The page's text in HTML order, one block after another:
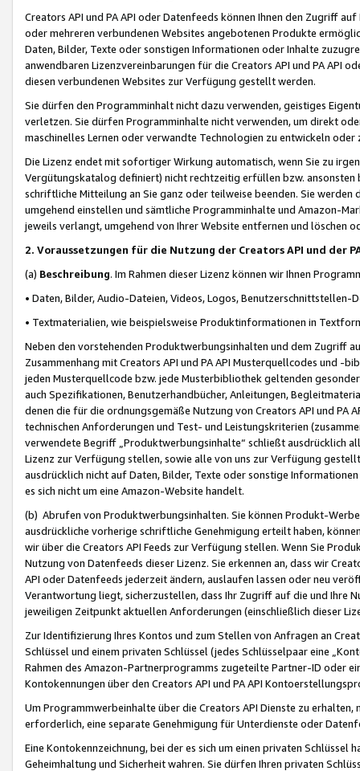
Creators API und PA API oder Datenfeeds können Ihnen den Zugriff
oder mehreren verbundenen Websites angebotenen Produkte
Daten, Bilder, Texte oder sonstigen Informationen oder Inhalte
anwendbaren Lizenzvereinbarungen für die Creators API und PA API
diesen verbundenen Websites zur Verfügung gestellt werden.
Sie dürfen den Programminhalt nicht dazu verwenden, geistiges
verletzen. Sie dürfen Programminhalte nicht verwenden, um direkt
maschinelles Lernen oder verwandte Technologien zu entwickeln
Die Lizenz endet mit sofortiger Wirkung automatisch, wenn Sie zu
Vergütungskatalog definiert) nicht rechtzeitig erfüllen bzw. ansonsten
schriftliche Mitteilung an Sie ganz oder teilweise beenden. Sie werden
umgehend einstellen und sämtliche Programminhalte und Amazon-
jeweils verlangt, umgehend von Ihrer Website entfernen und löschen
2. Voraussetzungen für die Nutzung der Creators API und der
(a) Beschreibung. Im Rahmen dieser Lizenz können wir Ihnen
• Daten, Bilder, Audio-Dateien, Videos, Logos, Benutzerschnittstellen-
• Textmaterialien, wie beispielsweise Produktinformationen in
Neben den vorstehenden Produktwerbungsinhalten und dem Zugriff
Zusammenhang mit Creators API und PA API Musterquellcodes und
jeden Musterquellcode bzw. jede Musterbibliothek geltenden
auch Spezifikationen, Benutzerhandbücher, Anleitungen,
denen die für die ordnungsgemäße Nutzung von Creators API und PA
technischen Anforderungen und Test- und Leistungskriterien
verwendete Begriff „Produktwerbungsinhalte“ schließt ausdrücklich
Lizenz zur Verfügung stellen, sowie alle von uns zur Verfügung
ausdrücklich nicht auf Daten, Bilder, Texte oder sonstige
es sich nicht um eine Amazon-Website handelt.
(b) Abrufen von Produktwerbungsinhalten. Sie können Produkt-
ausdrückliche vorherige schriftliche Genehmigung erteilt haben,
wir über die Creators API Feeds zur Verfügung stellen. Wenn Sie
Nutzung von Datenfeeds dieser Lizenz. Sie erkennen an, dass wir
API oder Datenfeeds jederzeit ändern, auslaufen lassen oder neu
Verantwortung liegt, sicherzustellen, dass Ihr Zugriff auf die und Ihre
jeweiligen Zeitpunkt aktuellen Anforderungen (einschließlich dieser
Zur Identifizierung Ihres Kontos und zum Stellen von Anfragen an
Schlüssel und einem privaten Schlüssel (jedes Schlüsselpaar eine
Rahmen des Amazon-Partnerprogramms zugeteilte Partner-ID oder
Kontokennungen über den Creators API und PA API
Um Programmwerbeinhalte über die Creators API Dienste zu
erforderlich, eine separate Genehmigung für Unterdienste oder
Eine Kontokennzeichnung, bei der es sich um einen privaten
Geheimhaltung und Sicherheit wahren. Sie dürfen Ihren privaten